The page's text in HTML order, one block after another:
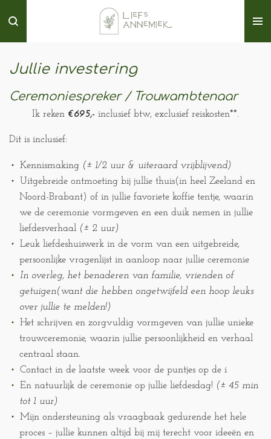
direct
naar
hoofdinhoud
Jullie investering
Ceremoniespreker / Trouwambtenaar
Ik reken €695,- inclusief btw, exclusief reiskosten**.
Dit is inclusief:
Kennismaking (± 1/2 uur & uiteraard vrijblijvend)
Uitgebreide ontmoeting bij jullie thuis(in heel Zeeland en
Noord-Brabant) of in jullie favoriete koffie tentje, waarin
we de ceremonie vormgeven en een duik nemen in jullie
liefdesverhaal (± 2 uur)
Leuk liefdeshuiswerk in de vorm van een uitgebreide,
persoonlijke vragenlijst in aanloop naar jullie ceremonie
In overleg, het benaderen van familie, vrienden of
getuigen(want die hebben ongetwijfeld een hoop leuks
over jullie te melden!)
Het schrijven en zorgvuldig vormgeven van jullie unieke
trouwceremonie, waarin jullie persoonlijkheid en verhaal
centraal staan.
Contact in de laatste week voor de puntjes op de i
En natuurlijk de ceremonie op jullie liefdesdag! (± 45 min
tot 1 uur)
Mijn ondersteuning als vraagbaak gedurende het hele
proces – jullie kunnen altijd bij mij terecht voor ideeën en